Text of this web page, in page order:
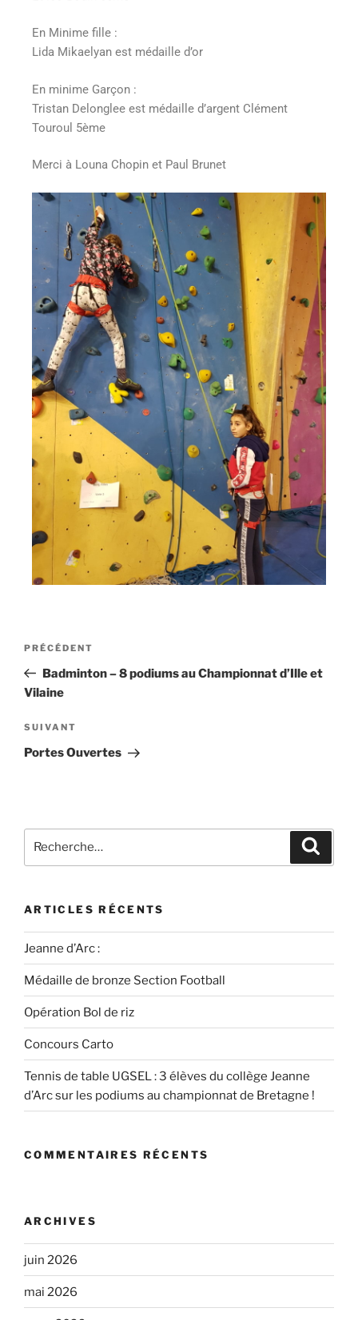
En Minime fille :
Lida Mikaelyan est médaille d’or
En minime Garçon :
Tristan Delonglee est médaille d’argent Clément
Touroul 5ème
Merci à Louna Chopin et Paul Brunet
PRÉCÉDENT
Badminton – 8 podiums au Championnat d’Ille et
Vilaine
SUIVANT
Portes Ouvertes
ARTICLES RÉCENTS
Jeanne d’Arc :
Médaille de bronze Section Football
Opération Bol de riz
Concours Carto
Tennis de table UGSEL : 3 élèves du collège Jeanne
d’Arc sur les podiums au championnat de Bretagne !
COMMENTAIRES RÉCENTS
ARCHIVES
juin 2026
mai 2026